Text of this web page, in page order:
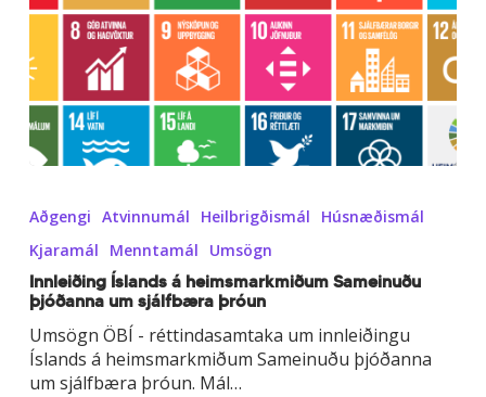
á
heimsmarkmiðum
Sameinuðu
þjóðanna
sjálfbæra
þróun
Aðgengi Atvinnumál Heilbrigðismál
Húsnæðismál
Kjaramál
Menntamál Umsögn
Innleiðing Íslands á heimsmarkmiðum Sameinuðu
þjóðanna um sjálfbæra þróun
Umsögn ÖBÍ - réttindasamtaka um innleiðingu
Íslands á heimsmarkmiðum Sameinuðu þjóðanna
um sjálfbæra þróun. Mál…